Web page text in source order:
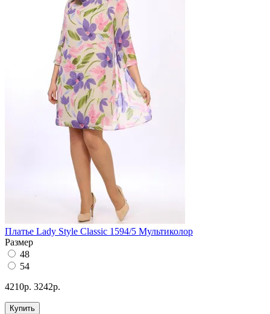
Платье Lady Style Classic 1594/5 Мультиколор
Размер
48
54
4210р. 3242р.
Купить